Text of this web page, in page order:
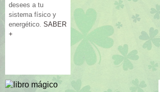
desees a tu
sistema físico y
energético. SABER
+